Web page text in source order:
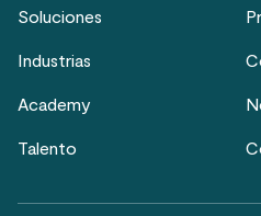
Soluciones
Industrias
Academy
Talento